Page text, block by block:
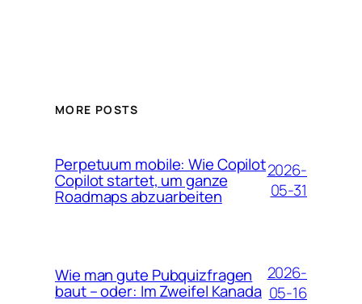
MORE POSTS
Perpetuum mobile: Wie Copilot
Copilot startet, um ganze
Roadmaps abzuarbeiten
2026-
05-31
Wie man gute Pubquizfragen
baut – oder: Im Zweifel Kanada
2026-
05-16